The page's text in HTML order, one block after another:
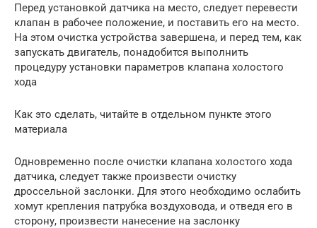
Перед установкой датчика на место, следует перевести
клапан в рабочее положение, и поставить его на место.
На этом очистка устройства завершена, и перед тем, как
запускать двигатель, понадобится выполнить
процедуру установки параметров клапана холостого
хода
Как это сделать, читайте в отдельном пункте этого
материала
Одновременно после очистки клапана холостого хода
датчика, следует также произвести очистку
дроссельной заслонки. Для этого необходимо ослабить
хомут крепления патрубка воздуховода, и отведя его в
сторону, произвести нанесение на заслонку